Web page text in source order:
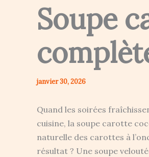
Soupe
janvier 30, 2026
Quand les soirées
cuisine, la soupe carotte
naturelle des carottes à
résultat ? Une soupe